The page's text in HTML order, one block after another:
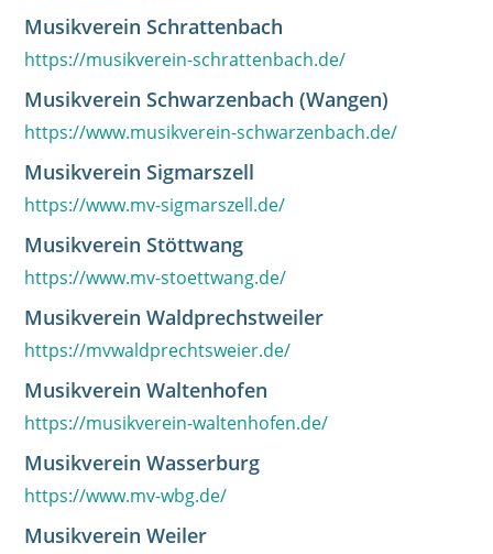
Musikverein Schrattenbach
https://musikverein-schrattenbach.de/
Musikverein Schwarzenbach (Wangen)
https://www.musikverein-schwarzenbach.de/
Musikverein Sigmarszell
https://www.mv-sigmarszell.de/
Musikverein Stöttwang
https://www.mv-stoettwang.de/
Musikverein Waldprechstweiler
https://mvwaldprechtsweier.de/
Musikverein Waltenhofen
https://musikverein-waltenhofen.de/
Musikverein Wasserburg
https://www.mv-wbg.de/
Musikverein Weiler